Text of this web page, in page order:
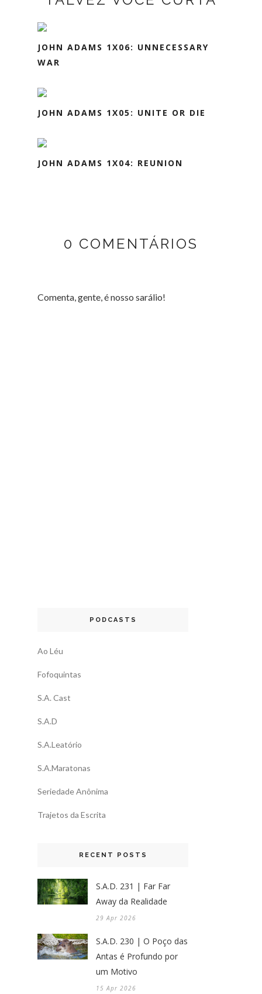
JOHN ADAMS 1X06: UNNECESSARY
WAR
JOHN ADAMS 1X05: UNITE OR DIE
JOHN ADAMS 1X04: REUNION
0 COMENTÁRIOS
Comenta, gente, é nosso sarálio!
PODCASTS
Ao Léu
Fofoquintas
S.A. Cast
S.A.D
S.A.Leatório
S.A.Maratonas
Seriedade Anônima
Trajetos da Escrita
RECENT POSTS
S.A.D. 231 | Far Far
Away da Realidade
29 Apr 2026
S.A.D. 230 | O Poço das
Antas é Profundo por
um Motivo
15 Apr 2026